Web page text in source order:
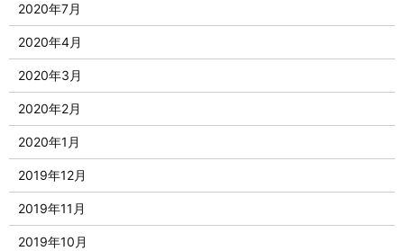
2020年7月
2020年4月
2020年3月
2020年2月
2020年1月
2019年12月
2019年11月
2019年10月